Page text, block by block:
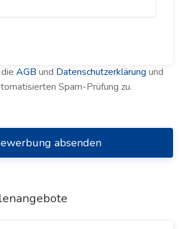
AGB und Datenschutzerklärung und
Spam-Prüfung zu.
absenden